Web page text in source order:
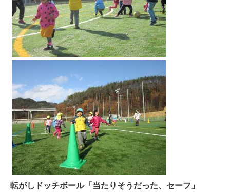
転がしドッチボール「当たりそうだった、セーフ」